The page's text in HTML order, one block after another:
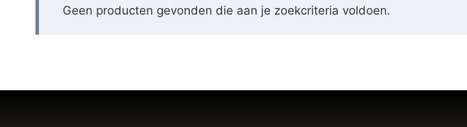
Geen producten gevonden die aan je zoekcriteria voldoen.